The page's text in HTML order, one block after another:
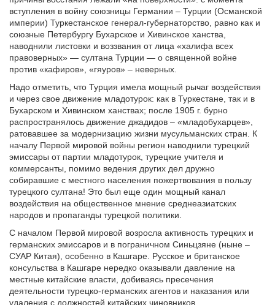
вступления в войну союзницы Германии – Турции (Османской
империи) Туркестанское генерал-губернаторство, равно как и
союзные Петербургу Бухарское и Хивинское ханства,
наводнили листовки и воззвания от лица «халифа всех
правоверных» — султана Турции — о священной войне
против «кафиров», «гяуров» – неверных.
Надо отметить, что Турция имела мощный рычаг воздействия
и через свое движение младотурок: как в Туркестане, так и в
Бухарском и Хивинском ханствах; после 1905 г. бурно
распространялось движение джадидов – «младобухарцев»,
ратовавшее за модернизацию жизни мусульманских стран. К
началу Первой мировой войны регион наводнили турецкий
эмиссары от партии младотурок, турецкие учителя и
коммерсанты, помимо ведения других дел дружно
собиравшие с местного населения пожертвования в пользу
турецкого султана! Это был еще один мощный канал
воздействия на общественное мнение среднеазиатских
народов и пропаганды турецкой политики.
С началом Первой мировой возросла активность турецких и
германских эмиссаров и в пограничном Синьцзяне (ныне –
СУАР Китая), особенно в Кашгаре. Русское и британское
консульства в Кашгаре нередко оказывали давление на
местные китайские власти, добиваясь пресечения
деятельности турецко-германских агентов и наказания или
удаления с должностей китайских чиновников,